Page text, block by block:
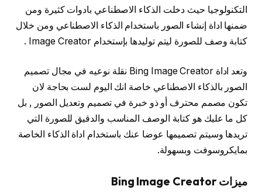
التكنولوجيا حيث دخلت الذكاء الاصطناعي بادوات كثيرة ومن
ضمنها اداة إنشاء الصور باستخدام الذكاء الاصطناعي ومن خلال
كتابة وصف للصورة ليتم توليدها بإستخدام Image Creator .
وتعد اداة Bing Image Creator نقلة نوعيه في مجال تصميم
الصور بالذكاء الاصطناعي خاصة انك اليوم لست بحاجة لان
تكون مصمم محترف أو ذو خبرة في تصميم وتعديل الصور , بل
كل ما عليك هو كتابة الوصف المناسب والدقيق للصورة التي
تريدها وسيتم تصميمها عوضا عنك باستخدام اداة الذكاء الخاصة
بمايكروسوفت وبسهولة.
ميزات Bing Image Creator